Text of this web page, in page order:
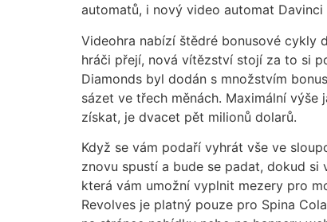
automatů, i nový video automat
Videohra nabízí štědré bonusové cykly
hráči přejí, nová vítězství stojí za to si
Diamonds byl dodán s množstvím
sázet ve třech měnách. Maximální
získat, je dvacet pět milionů dolarů.
Když se vám podaří vyhrát vše ve
znovu spustí a bude se padat, dokud si
která vám umožní vyplnit mezery pro
Revolves je platný pouze pro Spina